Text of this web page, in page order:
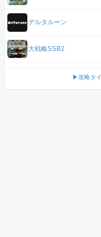
デルタルーン
大戦略SSB2
▶攻略タ